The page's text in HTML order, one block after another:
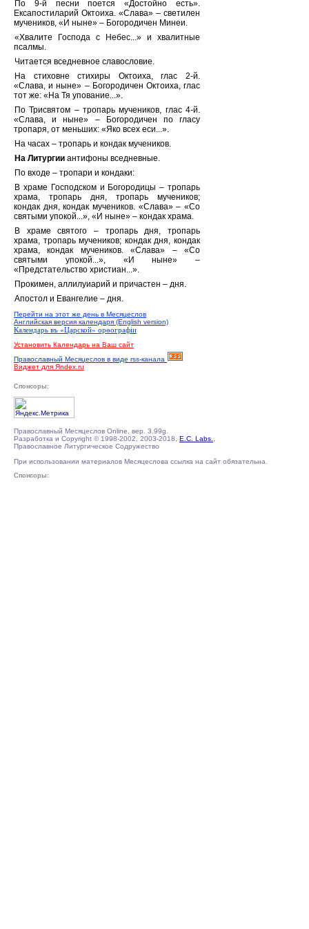
По 9-й песни поется «Достойно есть».
Ексапостиларий Октоиха. «Слава» – светилен
мучеников, «И ныне» – Богородичен Минеи.
«Хвалите Господа с Небес...» и хвалитные
псалмы.
Читается вседневное славословие.
На стиховне стихиры Октоиха, глас 2-й.
«Слава, и ныне» – Богородичен Октоиха, глас
тот же: «На Тя упование...».
По Трисвятом – тропарь мучеников, глас 4-й.
«Слава, и ныне» – Богородичен по гласу
тропаря, от меньших: «Яко всех еси...».
На часах – тропарь и кондак мучеников.
На Литургии антифоны вседневные.
По входе – тропари и кондаки:
В храме Господском и Богородицы – тропарь
храма, тропарь дня, тропарь мучеников;
кондак дня, кондак мучеников. «Слава» – «Со
святыми упокой...», «И ныне» – кондак храма.
В храме святого – тропарь дня, тропарь
храма, тропарь мучеников; кондак дня, кондак
храма, кондак мучеников. «Слава» – «Со
святыми упокой...», «И ныне» –
«Предстательство христиан...».
Прокимен, аллилуиарий и причастен – дня.
Апостол и Евангелие – дня.
Перейти на этот же день в Месяцеслов
Английская версия календаря (English version)
Календарь въ «Царской» орѳографiи
Установить Календарь на Ваш сайт
Православный Месяцеслов в виде rss-канала
Виджет для Яndex.ru
Спонсоры:
Православный Месяцеслов Online, вер. 3.99g.
Разработка и Copyright © 1998-2002, 2003-2018, E.C. Labs.
Православное Литургическое Содружество
При использовании материалов Месяцеслова ссылка на сайт обязательна.
Спонсоры: